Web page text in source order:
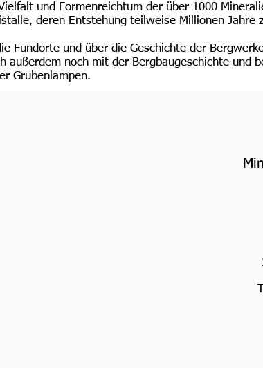
und Formenreichtum der über 1000
deren Entstehung teilweise Millionen Jahre
Fundorte und über die Geschichte der
außerdem noch mit der Bergbaugeschichte und
Grubenlampen.